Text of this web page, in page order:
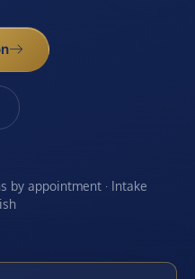
by appointment · Intake